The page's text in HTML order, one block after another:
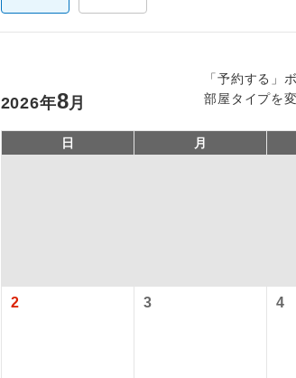
「予約する」
部屋タイプを
2026年8月
日 月
2 3 4